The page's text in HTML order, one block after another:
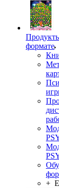
формате
+